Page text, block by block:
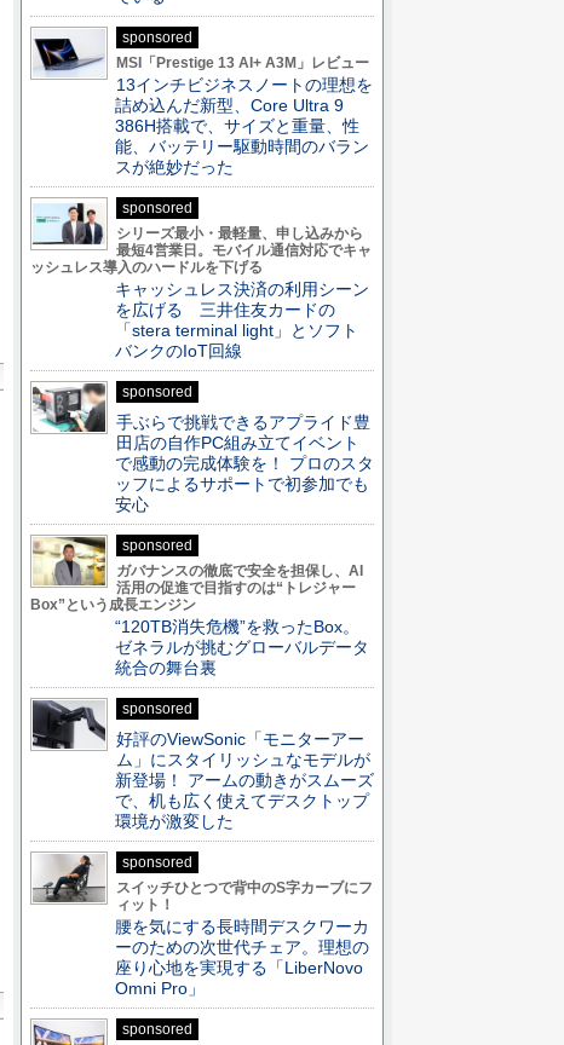
sponsored
MSI「Prestige 13 AI+ A3M」レビュー
13インチビジネスノートの理想を
詰め込んだ新型、Core Ultra 9
386H搭載で、サイズと重量、性
能、バッテリー駆動時間のバラン
スが絶妙だった
sponsored
シリーズ最小・最軽量、申し込みから
最短4営業日。モバイル通信対応でキャ
ッシュレス導入のハードルを下げる
キャッシュレス決済の利用シーン
を広げる 三井住友カードの
「stera terminal light」とソフト
バンクのIoT回線
sponsored
手ぶらで挑戦できるアプライド豊
田店の自作PC組み立てイベント
で感動の完成体験を！ プロのスタ
ッフによるサポートで初参加でも
安心
sponsored
ガバナンスの徹底で安全を担保し、AI
活用の促進で目指すのは“トレジャー
Box”という成長エンジン
“120TB消失危機”を救ったBox。
ゼネラルが挑むグローバルデータ
統合の舞台裏
sponsored
好評のViewSonic「モニターアー
ム」にスタイリッシュなモデルが
新登場！ アームの動きがスムーズ
で、机も広く使えてデスクトップ
環境が激変した
sponsored
スイッチひとつで背中のS字カーブにフ
ィット！
腰を気にする長時間デスクワーカ
ーのための次世代チェア。理想の
座り心地を実現する「LiberNovo
Omni Pro」
sponsored